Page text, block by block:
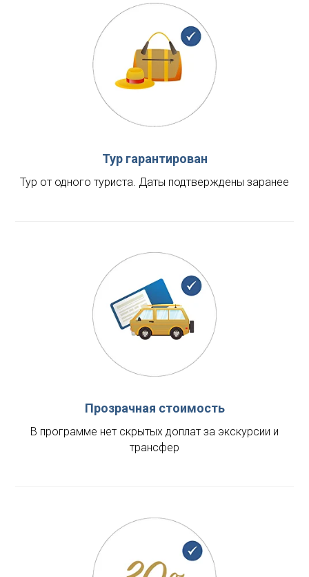
Тур гарантирован
Тур от одного туриста. Даты подтверждены заранее
Прозрачная стоимость
В программе нет скрытых доплат за экскурсии и
трансфер